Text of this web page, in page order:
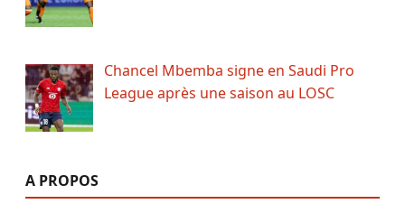
Chancel Mbemba signe en Saudi Pro
League après une saison au LOSC
A PROPOS